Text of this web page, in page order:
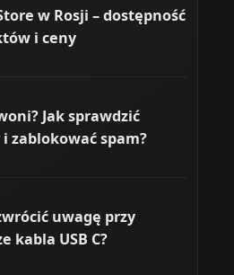
w Rosji – dostępność
i ceny
Jak sprawdzić
zablokować spam?
uwagę przy
kabla USB C?